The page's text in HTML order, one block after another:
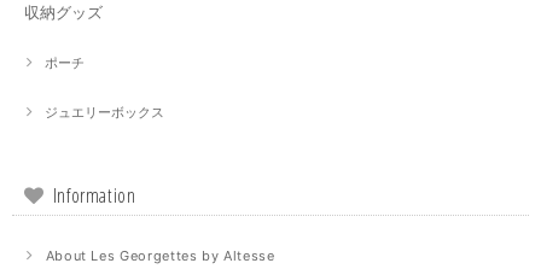
収納グッズ
ポーチ
ジュエリーボックス
Information
About Les Georgettes by Altesse